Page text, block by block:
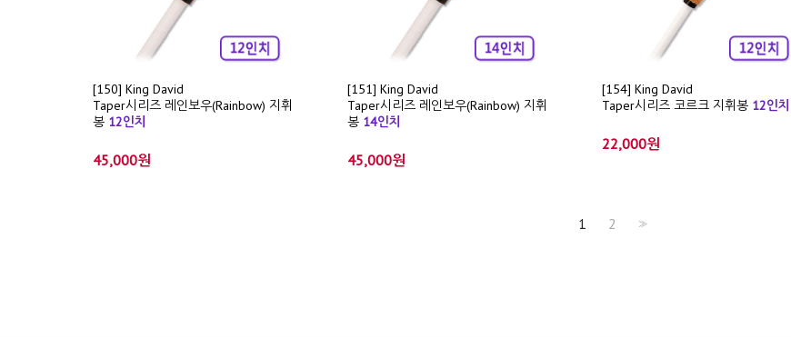
[150] King David
Taper시리즈 레인보우(Rainbow) 지휘
봉 12인치
45,000원
[151] King David
Taper시리즈 레인보우(Rainbow) 지휘
봉 14인치
45,000원
[154] King David
Taper시리즈 코르크 지휘봉 12인치
22,000원
1 2 >>